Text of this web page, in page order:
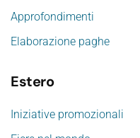
Approfondimenti
Elaborazione paghe
Estero
Iniziative promozionali